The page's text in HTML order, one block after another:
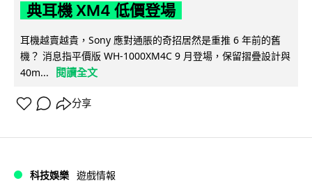
典耳機 XM4 低價登場
耳機越賣越貴，Sony 應對通脹的奇招居然是重推 6 年前的舊
機？ 消息指平價版 WH-1000XM4C 9 月登場，保留摺疊設計與
40m...
閱讀全文
分享
科技娛樂 遊戲情報